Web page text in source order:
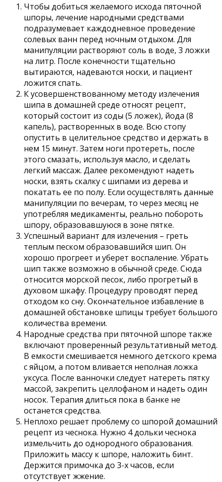
Чтобы добиться желаемого исхода пяточной
шпоры, лечение народными средствами
подразумевает каждодневное проведение
солевых ванн перед ночным отдыхом. Для
манипуляции растворяют соль в воде, 3 ложки
на литр. После конечности тщательно
вытираются, надеваются носки, и пациент
ложится спать.
К усовершенствованному методу излечения
шипа в домашней среде относят рецепт,
который состоит из соды (5 ложек), йода (8
капель), растворенных в воде. Всю стопу
опустить в целительное средство и держать в
нем 15 минут. Затем ноги протереть, после
этого смазать, используя масло, и сделать
легкий массаж. Далее рекомендуют надеть
носки, взять скалку с шипами из дерева и
покатать ее по полу. Если осуществлять данные
манипуляции по вечерам, то через месяц не
употребляя медикаменты, реально побороть
шпору, образовавшуюся в зоне пятке.
Успешный вариант для излечения – греть
теплым песком образовавшийся шип. Он
хорошо прогреет и уберет воспаление. Убрать
шип также возможно в обычной среде. Сюда
относится морской песок, либо прогретый в
духовом шкафу. Процедуру проводят перед
отходом ко сну. Окончательное избавление в
домашней обстановке шпицы требует большого
количества времени.
Народные средства при пяточной шпоре также
включают проверенный результативный метод.
В емкости смешивается немного детского крема
с яйцом, а потом вливается неполная ложка
уксуса. После ванночки следует натереть пятку
массой, закрепить целлофаном и надеть один
носок. Терапия длиться пока в банке не
останется средства.
Неплохо решает проблему со шпорой домашний
рецепт из чеснока. Нужно 4 дольки чеснока
измельчить до однородного образования.
Приложить массу к шпоре, наложить бинт.
Держится примочка до 3-х часов, если
отсутствует жжение.